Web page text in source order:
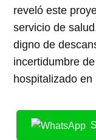
reveló este
servicio de
digno de
incertidumbre
hospitalizado